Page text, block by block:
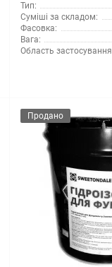
Тип:
Суміші за складом:
Фасовка:
Вага:
Область
Продано